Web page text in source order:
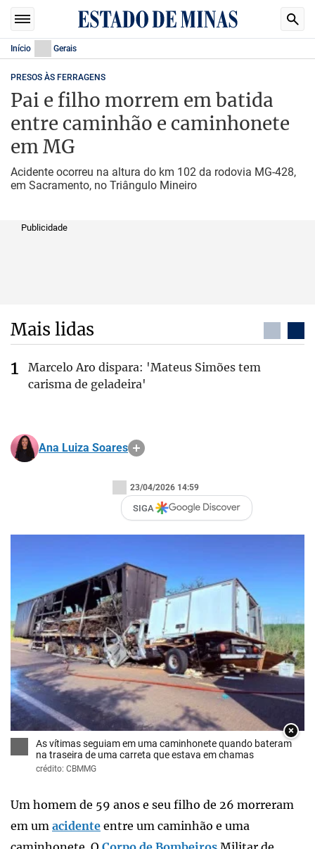
Início Gerais
PRESOS ÀS FERRAGENS
Pai e filho morrem em batida
entre caminhão e caminhonete
em MG
Acidente ocorreu na altura do km 102 da rodovia MG-428,
em Sacramento, no Triângulo Mineiro
Publicidade
Mais lidas
Marcelo Aro dispara: 'Mateus Simões tem
carisma de geladeira'
Ana Luiza Soares
23/04/2026 14:59
SIGA
×
As vítimas seguiam em uma caminhonete quando bateram
na traseira de uma carreta que estava em chamas
crédito: CBMMG
Um homem de 59 anos e seu filho de 26 morreram
em um acidente entre um caminhão e uma